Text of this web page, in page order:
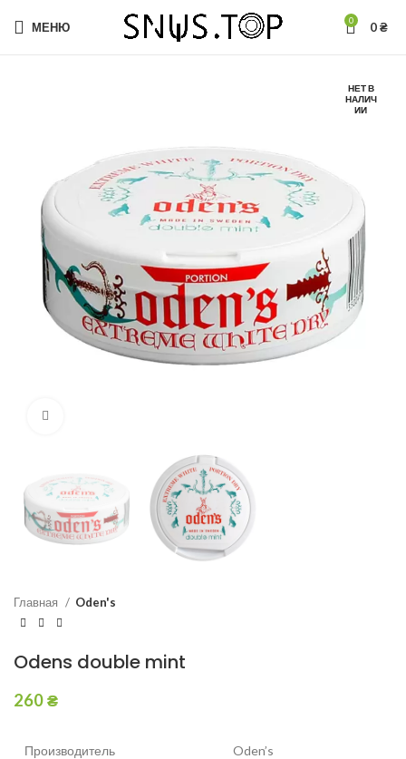
МЕНЮ 0 0₴
НЕТ В
НАЛИЧ
ИИ
Главная Oden's
Odens double mint
260₴
Производитель Oden’s